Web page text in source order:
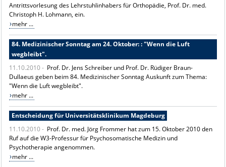
Antrittsvorlesung des Lehrstuhlinhabers für Orthopädie, Prof. Dr. med.
Christoph H. Lohmann, ein.
mehr ...
84. Medizinischer Sonntag am 24. Oktober: : "Wenn die Luft
wegbleibt".
11.10.2010 - Prof. Dr. Jens Schreiber und Prof. Dr. Rüdiger Braun-
Dullaeus geben beim 84. Medizinischer Sonntag Auskunft zum Thema:
"Wenn die Luft wegbleibt".
mehr ...
Entscheidung für Universitätsklinikum Magdeburg
11.10.2010 - Prof. Dr. med. Jörg Frommer hat zum 15. Oktober 2010 den
Ruf auf die W3-Professur für Psychosomatische Medizin und
Psychotherapie angenommen.
mehr ...